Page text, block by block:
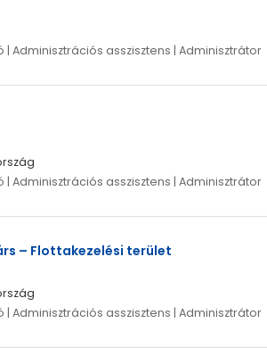
Adminisztrációs asszisztens | Adminisztrátor
Adminisztrációs asszisztens | Adminisztrátor
– Flottakezelési terület
Adminisztrációs asszisztens | Adminisztrátor